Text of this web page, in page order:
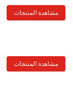
مشاهدة المنتجات
مشاهدة المنتجات